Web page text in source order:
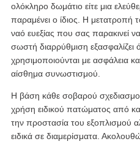
ολόκληρο δωμάτιο είτε μια
παραμένει ο ίδιος. Η μετατροπή
ναό ευεξίας που σας παρακινεί
σωστή διαρρύθμιση εξασφαλίζει
χρησιμοποιούνται με ασφάλεια
αίσθημα συνωστισμού.
Η βάση κάθε σοβαρού
χρήση ειδικού πατώματος από
την προστασία του εξοπλισμού
ειδικά σε διαμερίσματα.